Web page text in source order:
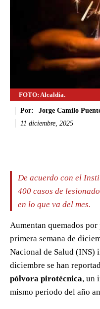
FOTO: Alcaldía.
Por:
Jorge Camilo
11 diciembre, 2025
De acuerdo con el
400 casos de
en lo que va del mes.
Aumentan quemados
primera semana de
Nacional de Salud (INS)
diciembre se han
pólvora pirotécnica, un
mismo periodo del año